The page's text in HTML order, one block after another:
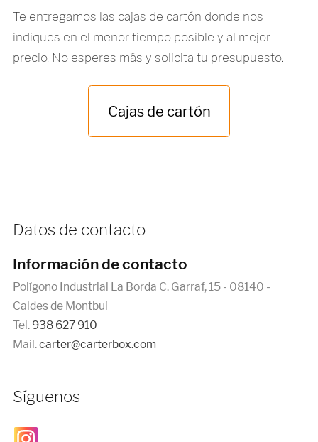
Te entregamos las cajas de cartón donde nos
indiques en el menor tiempo posible y al mejor
precio. No esperes más y solicita tu presupuesto.
Cajas de cartón
Datos de contacto
Información de contacto
Polígono Industrial La Borda C. Garraf, 15 - 08140 -
Caldes de Montbui
Tel. 938 627 910
Mail.carter@carterbox.com
Síguenos